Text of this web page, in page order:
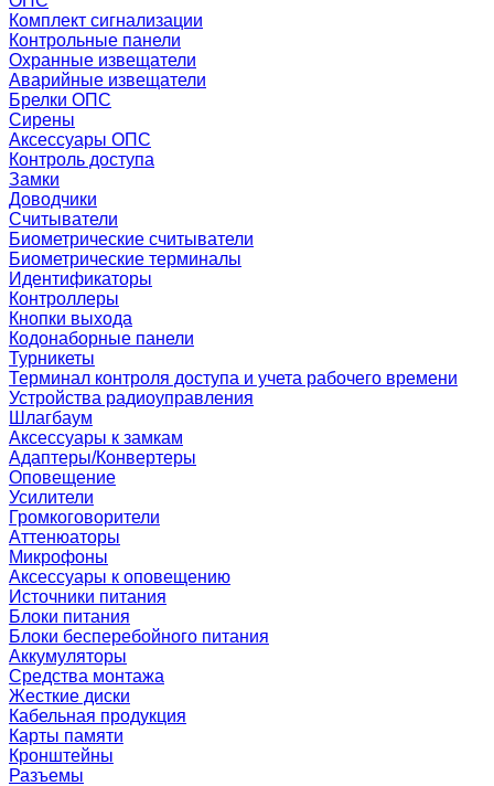
Комплект сигнализации
Контрольные панели
Охранные извещатели
Аварийные извещатели
Брелки ОПС
Сирены
Аксессуары ОПС
Контроль доступа
Замки
Доводчики
Считыватели
Биометрические считыватели
Биометрические терминалы
Идентификаторы
Контроллеры
Кнопки выхода
Кодонаборные панели
Турникеты
Терминал контроля доступа и учета рабочего времени
Устройства радиоуправления
Шлагбаум
Аксессуары к замкам
Адаптеры/Конвертеры
Оповещение
Усилители
Громкоговорители
Аттенюаторы
Микрофоны
Аксессуары к оповещению
Источники питания
Блоки питания
Блоки бесперебойного питания
Аккумуляторы
Средства монтажа
Жесткие диски
Кабельная продукция
Карты памяти
Кронштейны
Разъемы